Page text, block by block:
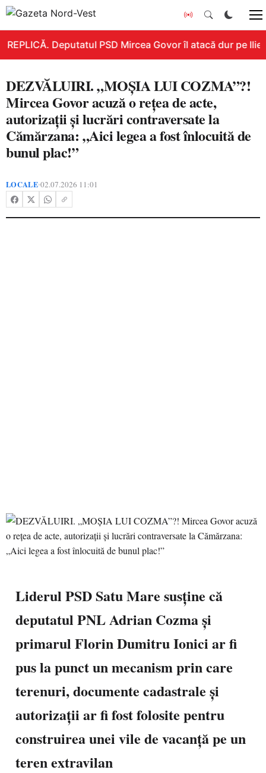
REPLICĂ. Deputatul PSD Mircea Govor îl atacă dur pe
DEZVĂLUIRI. „MOȘIA LUI COZMA”?!
Mircea Govor acuză o rețea de acte,
autorizații și lucrări contraversate la
Cămărzana: „Aici legea a fost înlocuită de
bunul plac!”
LOCALE•02.07.2026 11:01
Liderul PSD Satu Mare susține că
deputatul PNL Adrian Cozma și
primarul Florin Dumitru Ionici ar fi
pus la punct un mecanism prin care
terenuri, documente cadastrale și
autorizații ar fi fost folosite pentru
construirea unei vile de vacanță pe un
teren extravilan